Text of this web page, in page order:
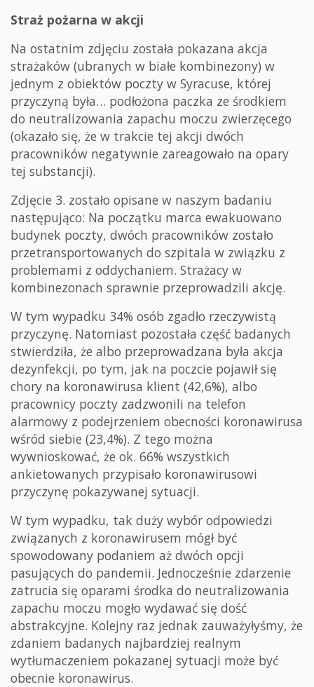
Straż pożarna w akcji
Na ostatnim zdjęciu została pokazana akcja
strażaków (ubranych w białe kombinezony) w
jednym z obiektów poczty w Syracuse, której
przyczyną była… podłożona paczka ze środkiem
do neutralizowania zapachu moczu zwierzęcego
(okazało się, że w trakcie tej akcji dwóch
pracowników negatywnie zareagowało na opary
tej substancji).
Zdjęcie 3. zostało opisane w naszym badaniu
następująco: Na początku marca ewakuowano
budynek poczty, dwóch pracowników zostało
przetransportowanych do szpitala w związku z
problemami z oddychaniem. Strażacy w
kombinezonach sprawnie przeprowadzili akcję.
W tym wypadku 34% osób zgadło rzeczywistą
przyczynę. Natomiast pozostała część badanych
stwierdziła, że albo przeprowadzana była akcja
dezynfekcji, po tym, jak na poczcie pojawił się
chory na koronawirusa klient (42,6%), albo
pracownicy poczty zadzwonili na telefon
alarmowy z podejrzeniem obecności koronawirusa
wśród siebie (23,4%). Z tego można
wywnioskować, że ok. 66% wszystkich
ankietowanych przypisało koronawirusowi
przyczynę pokazywanej sytuacji.
W tym wypadku, tak duży wybór odpowiedzi
związanych z koronawirusem mógł być
spowodowany podaniem aż dwóch opcji
pasujących do pandemii. Jednocześnie zdarzenie
zatrucia się oparami środka do neutralizowania
zapachu moczu mogło wydawać się dość
abstrakcyjne. Kolejny raz jednak zauważyłyśmy, że
zdaniem badanych najbardziej realnym
wytłumaczeniem pokazanej sytuacji może być
obecnie koronawirus.